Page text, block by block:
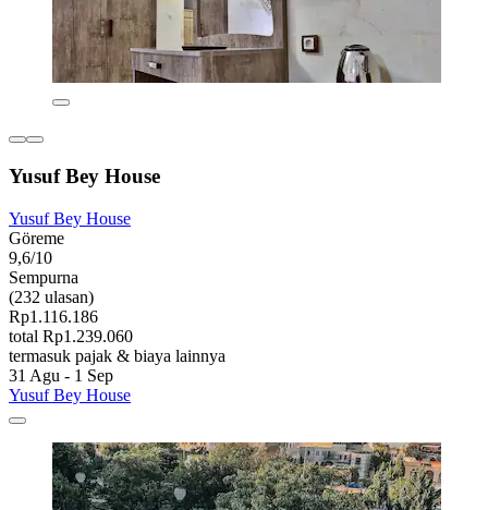
Yusuf Bey House
Yusuf Bey House
Göreme
9,6/10
Sempurna
(232 ulasan)
Rp1.116.186
total Rp1.239.060
termasuk pajak & biaya lainnya
31 Agu - 1 Sep
Yusuf Bey House